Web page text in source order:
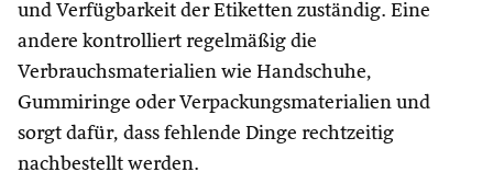
und Verfügbarkeit der Etiketten zuständig. Eine
andere kontrolliert regelmäßig die
Verbrauchsmaterialien wie Handschuhe,
Gummiringe oder Verpackungsmaterialien und
sorgt dafür, dass fehlende Dinge rechtzeitig
nachbestellt werden.